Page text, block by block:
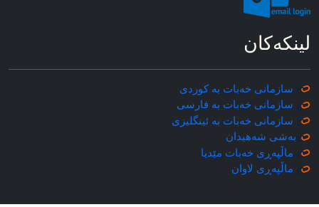
لینکه‌کان
سازمانی خه‌بات به کوردی
سازمانی خه‌بات به فارسی
سازمانی خه‌بات به ئینگلیزی
به‌شی شه‌هیدان
ماڵپه‌ڕی خه‌بات مێدیا
ماڵپه‌ڕی لاوان